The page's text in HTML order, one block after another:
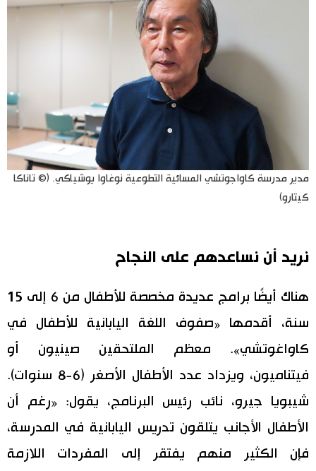
مدير مدرسة كاواجوتشي المسائية التطوعية نوغاوا يوشياكي. (© تاناكا
كيتارو)
نريد أن نساعدهم على النجاح
هناك أيضًا برامج عديدة مخصصة للأطفال من 6 إلى 15
سنة، أقدمها «صفوف اللغة اليابانية للأطفال في
كاواغوتشي». معظم الملتحقين صينيون أو
فيتناميون، ويزداد عدد الأطفال الأصغر (6-8 سنوات).
شيبويا جيرو، نائب رئيس البرنامج، يقول: «رغم أن
الأطفال الأجانب يتلقون تدريس اليابانية في المدرسة،
فإن الكثير منهم يفتقر إلى المفردات اللازمة